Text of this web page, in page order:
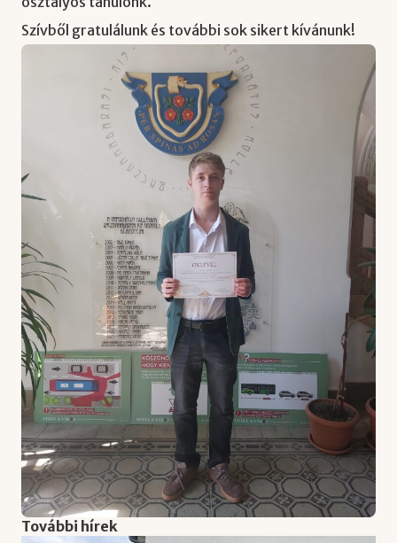
Szívből gratulálunk és további sok sikert kívánunk!
További hírek